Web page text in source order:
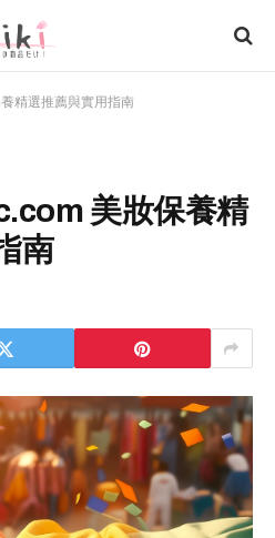
精選推薦與實用指南
美妝保養精
南